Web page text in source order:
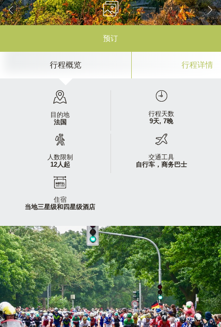
行程概览 行程详情
预订
目的地
法国
行程天数
9天, 7晚
人数限制
12人起
交通工具
自行车，商务巴士
住宿
当地三星级和四星级酒店